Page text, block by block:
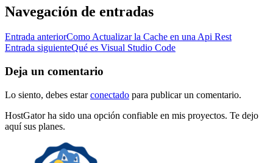
Navegación de entradas
Entrada anteriorComo Actualizar la Cache en una Api Rest
Entrada siguienteQué es Visual Studio Code
Deja un comentario
Lo siento, debes estarconectado para publicar un comentario.
HostGator ha sido una opción confiable en mis proyectos. Te dejo
aquí sus planes.